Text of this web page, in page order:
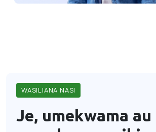
WASILIANA NASI
Je, umekwama au